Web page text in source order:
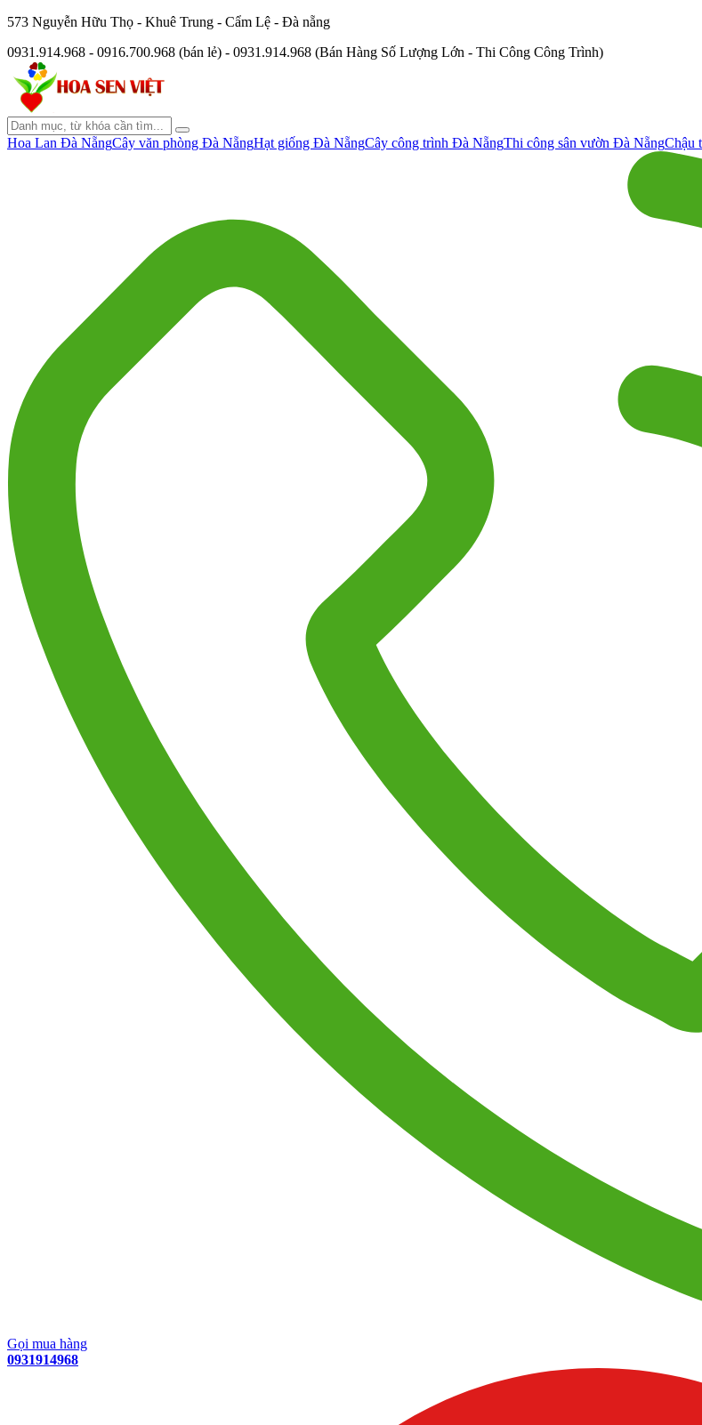
573 Nguyễn Hữu Thọ - Khuê Trung - Cẩm Lệ - Đà nẵng
0931.914.968 - 0916.700.968 (bán lẻ) - 0931.914.968 (Bán Hàng Số Lượng Lớn - Thi Công Công Trình)
Hoa Lan Đà NẵngCây văn phòng Đà NẵngHạt giống Đà NẵngCây công trình Đà NẵngThi công sân vườn Đà NẵngChậu
Gọi mua hàng
0931914968